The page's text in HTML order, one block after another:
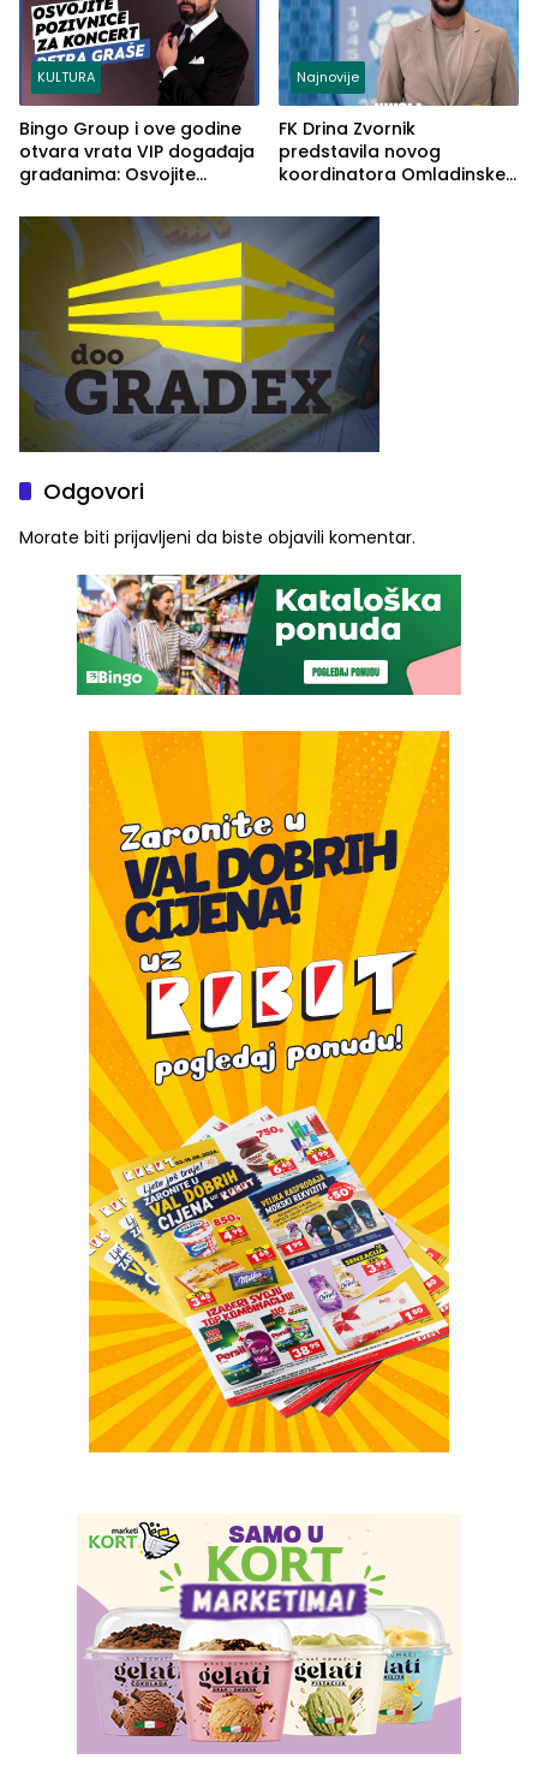
KULTURA
Bingo Group i ove godine
otvara vrata VIP događaja
građanima: Osvojite
Graše
Najnovije
FK Drina Zvornik
predstavila novog
koordinatora Omladinske
Odgovori
Morate biti prijavljeni da biste objavili komentar.